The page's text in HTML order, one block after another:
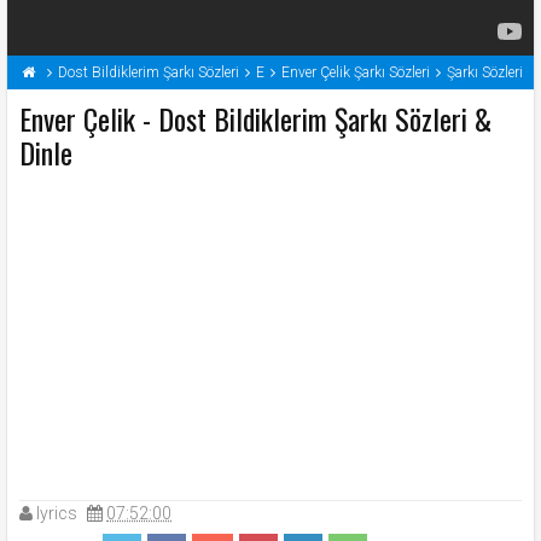
Dost Bildiklerim Şarkı Sözleri E Enver Çelik Şarkı Sözleri Şarkı Sözleri
Enver Çelik - Dost Bildiklerim Şarkı Sözleri &
Dinle
lyrics 07:52:00